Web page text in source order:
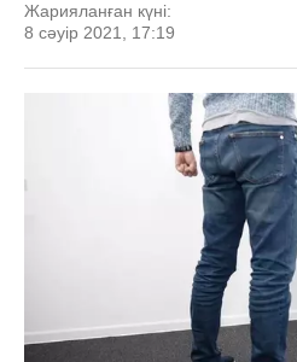
Жарияланған күні:
8 сәуір 2021, 17:19